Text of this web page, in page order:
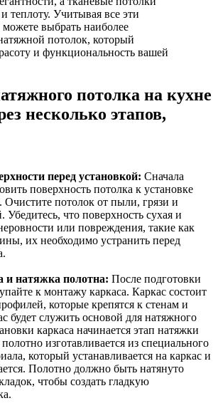
теплоту. Учитывая все эти
выбрать наиболее
потолок, который
и функциональность вашей
потолка на кухне
несколько этапов,
перед установкой: Сначала
поверхность потолка к установке
Очистите потолок от пыли, грязи и
Убедитесь, что поверхность сухая и
или повреждения, такие как
их необходимо устранить перед
и натяжка полотна: После подготовки
к монтажу каркаса. Каркас состоит
которые крепятся к стенам и
будет служить основой для натяжного
каркаса начинается этап натяжки
изготавливается из специального
который устанавливается на каркас и
Полотно должно быть натянуто
чтобы создать гладкую